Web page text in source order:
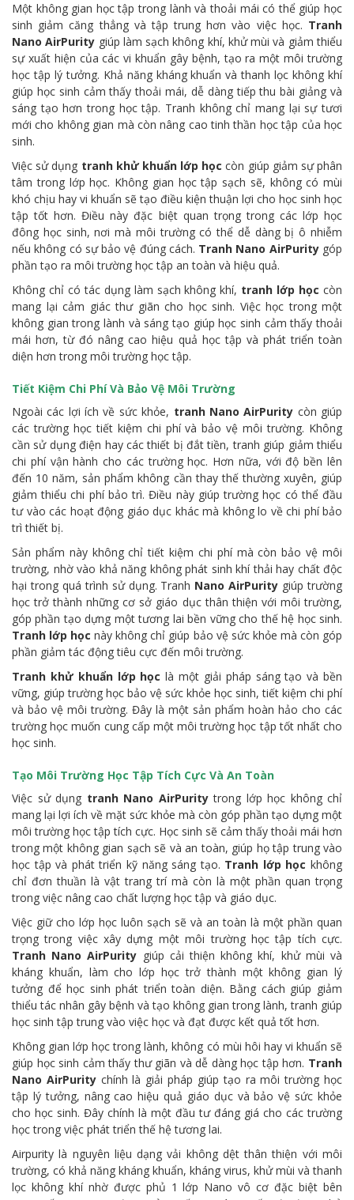
Một không gian học tập trong lành và thoải mái có thể giúp học
sinh giảm căng thẳng và tập trung hơn vào việc học. Tranh
Nano AirPurity giúp làm sạch không khí, khử mùi và giảm thiểu
sự xuất hiện của các vi khuẩn gây bệnh, tạo ra một môi trường
học tập lý tưởng. Khả năng kháng khuẩn và thanh lọc không khí
giúp học sinh cảm thấy thoải mái, dễ dàng tiếp thu bài giảng và
sáng tạo hơn trong học tập. Tranh không chỉ mang lại sự tươi
mới cho không gian mà còn nâng cao tinh thần học tập của học
sinh.
Việc sử dụng tranh khử khuẩn lớp học còn giúp giảm sự phân
tâm trong lớp học. Không gian học tập sạch sẽ, không có mùi
khó chịu hay vi khuẩn sẽ tạo điều kiện thuận lợi cho học sinh học
tập tốt hơn. Điều này đặc biệt quan trọng trong các lớp học
đông học sinh, nơi mà môi trường có thể dễ dàng bị ô nhiễm
nếu không có sự bảo vệ đúng cách. Tranh Nano AirPuritygóp
phần tạo ra môi trường học tập an toàn và hiệu quả.
Không chỉ có tác dụng làm sạch không khí, tranh lớp học còn
mang lại cảm giác thư giãn cho học sinh. Việc học trong một
không gian trong lành và sáng tạo giúp học sinh cảm thấy thoải
mái hơn, từ đó nâng cao hiệu quả học tập và phát triển toàn
diện hơn trong môi trường học tập.
Tiết Kiệm Chi Phí Và Bảo Vệ Môi Trường
Ngoài các lợi ích về sức khỏe, tranh Nano AirPurity còn giúp
các trường học tiết kiệm chi phí và bảo vệ môi trường. Không
cần sử dụng điện hay các thiết bị đắt tiền, tranh giúp giảm thiểu
chi phí vận hành cho các trường học. Hơn nữa, với độ bền lên
đến 10 năm, sản phẩm không cần thay thế thường xuyên, giúp
giảm thiểu chi phí bảo trì. Điều này giúp trường học có thể đầu
tư vào các hoạt động giáo dục khác mà không lo về chi phí bảo
trì thiết bị.
Sản phẩm này không chỉ tiết kiệm chi phí mà còn bảo vệ môi
trường, nhờ vào khả năng không phát sinh khí thải hay chất độc
hại trong quá trình sử dụng. Tranh Nano AirPurity giúp trường
học trở thành những cơ sở giáo dục thân thiện với môi trường,
góp phần tạo dựng một tương lai bền vững cho thế hệ học sinh.
Tranh lớp học này không chỉ giúp bảo vệ sức khỏe mà còn góp
phần giảm tác động tiêu cực đến môi trường.
Tranh khử khuẩn lớp học là một giải pháp sáng tạo và bền
vững, giúp trường học bảo vệ sức khỏe học sinh, tiết kiệm chi phí
và bảo vệ môi trường. Đây là một sản phẩm hoàn hảo cho các
trường học muốn cung cấp một môi trường học tập tốt nhất cho
học sinh.
Tạo Môi Trường Học Tập Tích Cực Và An Toàn
Việc sử dụng tranh Nano AirPuritytrong lớp học không chỉ
mang lại lợi ích về mặt sức khỏe mà còn góp phần tạo dựng một
môi trường học tập tích cực. Học sinh sẽ cảm thấy thoải mái hơn
trong một không gian sạch sẽ và an toàn, giúp họ tập trung vào
học tập và phát triển kỹ năng sáng tạo. Tranh lớp học không
chỉ đơn thuần là vật trang trí mà còn là một phần quan trọng
trong việc nâng cao chất lượng học tập và giáo dục.
Việc giữ cho lớp học luôn sạch sẽ và an toàn là một phần quan
trọng trong việc xây dựng một môi trường học tập tích cực.
Tranh Nano AirPurity giúp cải thiện không khí, khử mùi và
kháng khuẩn, làm cho lớp học trở thành một không gian lý
tưởng để học sinh phát triển toàn diện. Bằng cách giúp giảm
thiểu tác nhân gây bệnh và tạo không gian trong lành, tranh giúp
học sinh tập trung vào việc học và đạt được kết quả tốt hơn.
Không gian lớp học trong lành, không có mùi hôi hay vi khuẩn sẽ
giúp học sinh cảm thấy thư giãn và dễ dàng học tập hơn. Tranh
Nano AirPuritychính là giải pháp giúp tạo ra môi trường học
tập lý tưởng, nâng cao hiệu quả giáo dục và bảo vệ sức khỏe
cho học sinh. Đây chính là một đầu tư đáng giá cho các trường
học trong việc phát triển thế hệ tương lai.
Airpurity là nguyên liệu dạng vải không dệt thân thiện với môi
trường, có khả năng kháng khuẩn, kháng virus, khử mùi và thanh
lọc không khí nhờ được phủ 1 lớp Nano vô cơ đặc biệt bên